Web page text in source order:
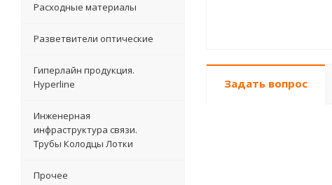
Задать вопрос
Расходные материалы
Разветвители оптические
Гиперлайн продукция.
Hyperline
Инженерная
инфраструктура связи.
Трубы Колодцы Лотки
Прочее